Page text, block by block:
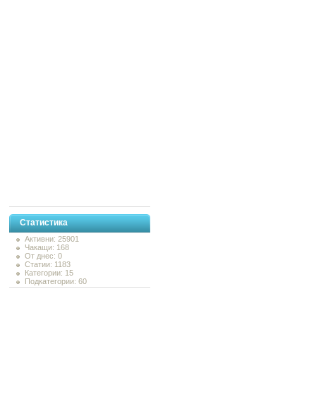
Статистика
Активни: 25901
Чакащи: 168
От днес: 0
Статии: 1183
Категории: 15
Подкатегории: 60